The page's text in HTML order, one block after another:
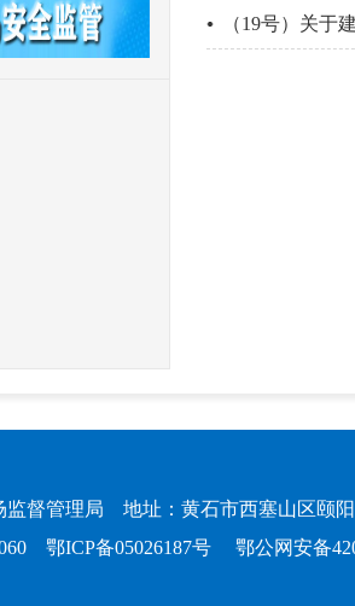
（19号）关于
监督管理局 地址：黄石市西塞山区颐
鄂ICP备05026187号 鄂公网安备